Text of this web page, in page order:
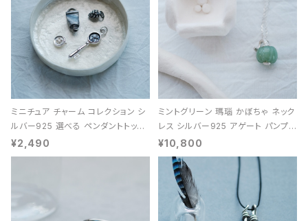
ミニチュア チャーム コレクション シ
ルバー925 選べる ペンダントトップ
レディース ユニセックス
¥2,490
ミントグリーン 瑪瑙 かぼちゃ ネック
レス シルバー925 アゲート パンプキ
ン 天然石 レディース
¥10,800